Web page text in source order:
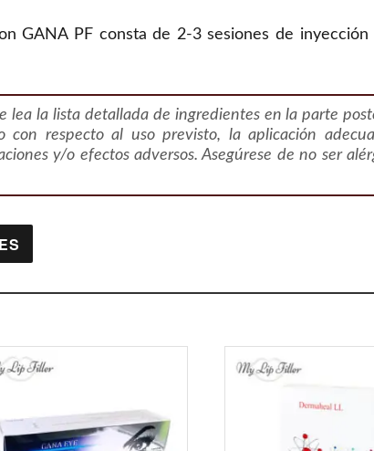
GANA PF consta de 2-3 sesiones de
lea la lista detallada de ingredientes en la parte
con respecto al uso previsto, la aplicación
y/o efectos adversos. Asegúrese de no ser